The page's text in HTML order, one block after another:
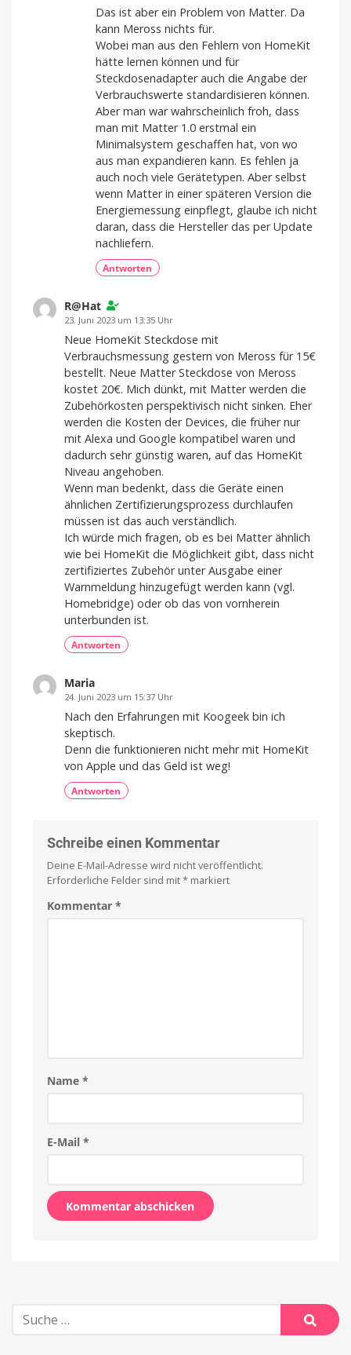
Das ist aber ein Problem von Matter. Da
kann Meross nichts für.
Wobei man aus den Fehlern von HomeKit
hätte lernen können und für
Steckdosenadapter auch die Angabe der
Verbrauchswerte standardisieren können.
Aber man war wahrscheinlich froh, dass
man mit Matter 1.0 erstmal ein
Minimalsystem geschaffen hat, von wo
aus man expandieren kann. Es fehlen ja
auch noch viele Gerätetypen. Aber selbst
wenn Matter in einer späteren Version die
Energiemessung einpflegt, glaube ich nicht
daran, dass die Hersteller das per Update
nachliefern.
Antworten
R@Hat
23. Juni 2023 um 13:35 Uhr
Neue HomeKit Steckdose mit
Verbrauchsmessung gestern von Meross für 15€
bestellt. Neue Matter Steckdose von Meross
kostet 20€. Mich dünkt, mit Matter werden die
Zubehörkosten perspektivisch nicht sinken. Eher
werden die Kosten der Devices, die früher nur
mit Alexa und Google kompatibel waren und
dadurch sehr günstig waren, auf das HomeKit
Niveau angehoben.
Wenn man bedenkt, dass die Geräte einen
ähnlichen Zertifizierungsprozess durchlaufen
müssen ist das auch verständlich.
Ich würde mich fragen, ob es bei Matter ähnlich
wie bei HomeKit die Möglichkeit gibt, dass nicht
zertifiziertes Zubehör unter Ausgabe einer
Warnmeldung hinzugefügt werden kann (vgl.
Homebridge) oder ob das von vornherein
unterbunden ist.
Antworten
Maria
24. Juni 2023 um 15:37 Uhr
Nach den Erfahrungen mit Koogeek bin ich
skeptisch.
Denn die funktionieren nicht mehr mit HomeKit
von Apple und das Geld ist weg!
Antworten
Schreibe einen Kommentar
Deine E-Mail-Adresse wird nicht veröffentlicht.
Erforderliche Felder sind mit* markiert
Kommentar *
Name *
E-Mail *
Suche
nach:
Suche